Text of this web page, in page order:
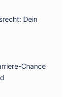
Dein
Chance